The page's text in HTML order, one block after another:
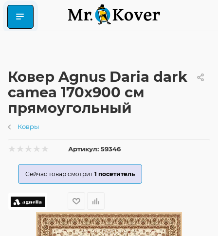
Ковер Agnus Daria dark
camea 170x900 см
прямоугольный
Ковры
Артикул: 59346
Сейчас товар смотрит 1 посетитель